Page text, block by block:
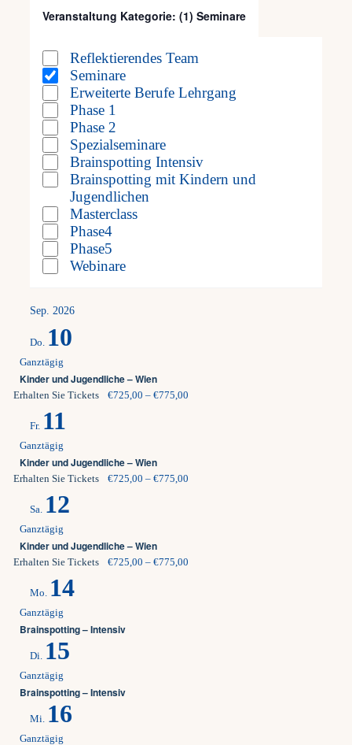
the
list
events
with
the
filtered
results.
Veranstaltung Kategorie: (1) Seminare
filter
filter
Veranstaltung
Kategorie
Reflektierendes Team
Seminare
Erweiterte Berufe Lehrgang
Phase 1
Phase 2
Spezialseminare
Brainspotting Intensiv
Brainspotting mit Kindern und
Jugendlichen
Masterclass
Phase4
Phase5
Webinare
Sep. 2026
Do. 10
Ganztägig
Kinder und Jugendliche – Wien
Erhalten Sie Tickets €725,00 – €775,00
Fr. 11
Ganztägig
Kinder und Jugendliche – Wien
Erhalten Sie Tickets €725,00 – €775,00
Sa. 12
Ganztägig
Kinder und Jugendliche – Wien
Erhalten Sie Tickets €725,00 – €775,00
Mo. 14
Ganztägig
Brainspotting – Intensiv
Di. 15
Ganztägig
Brainspotting – Intensiv
Mi. 16
Ganztägig